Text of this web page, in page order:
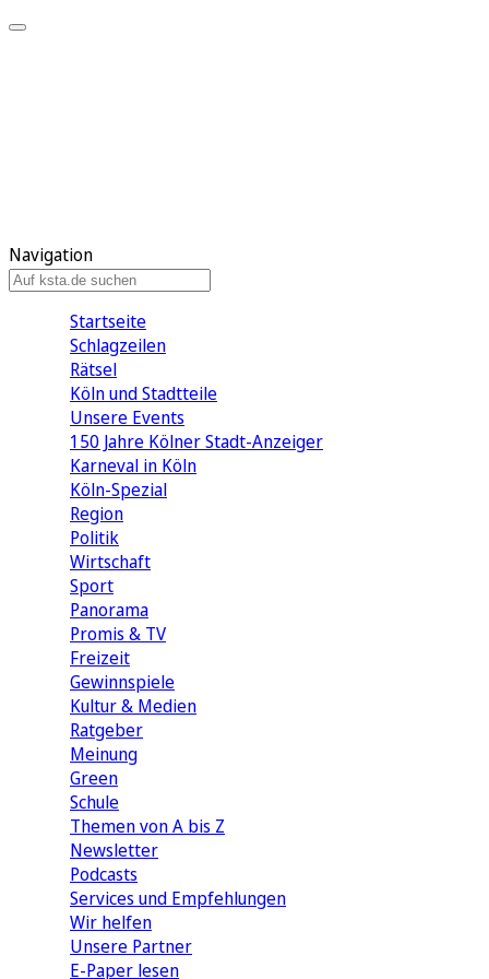
Navigation
Startseite
Schlagzeilen
Rätsel
Köln und Stadtteile
Unsere Events
150 Jahre Kölner Stadt-Anzeiger
Karneval in Köln
Köln-Spezial
Region
Politik
Wirtschaft
Sport
Panorama
Promis & TV
Freizeit
Gewinnspiele
Kultur & Medien
Ratgeber
Meinung
Green
Schule
Themen von A bis Z
Newsletter
Podcasts
Services und Empfehlungen
Wir helfen
Unsere Partner
E-Paper lesen